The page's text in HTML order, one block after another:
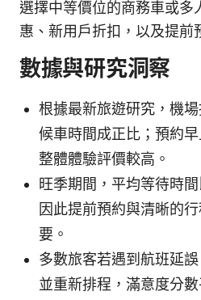
選擇中等價位的商務車或多
惠、新用戶折扣，以及提前
數據與研究洞察
根據最新旅遊研究，機
候車時間成正比；預約
整體體驗評價較高。
旺季期間，平均等待時
因此提前預約與清晰的
要。
多數旅客若遇到航班延
並重新排程，滿意度分